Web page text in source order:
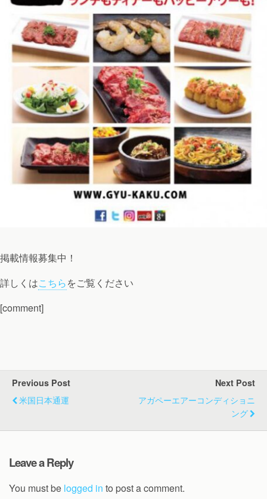
掲載情報募集中！
詳しくはこちらをご覧ください
[comment]
Previous Post
米国日本通運
Next Post
アガペーエアーコンディショニ
ング
Leave a Reply
You must be logged in to post a comment.